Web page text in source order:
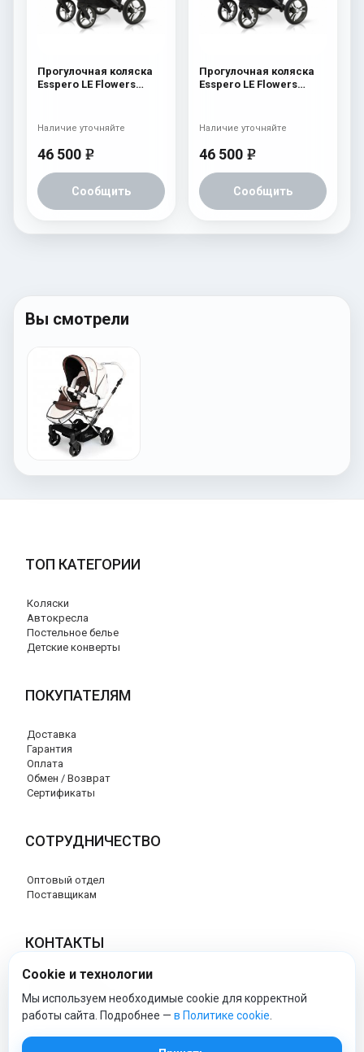
Прогулочная коляска
Esspero LE Flowers
46 500 e
Сообщить
Наличие уточняйте
Прогулочная коляска
Esspero LE Flowers
46 500 e
Сообщить
Наличие уточняйте
Вы смотрели
ТОП КАТЕГОРИИ
Коляски
Автокресла
Постельное белье
Детские конверты
ПОКУПАТЕЛЯМ
Доставка
Гарантия
Оплата
Обмен / Возврат
Сертификаты
СОТРУДНИЧЕСТВО
Оптовый отдел
Поставщикам
КОНТАКТЫ
8 (800) 707-76-34
info@esspero-market.ru
Cookie и технологии
Мы используем необходимые cookie для корректной
работы сайта. Подробнее — в Политике cookie